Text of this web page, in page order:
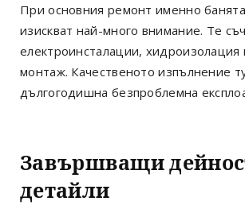
При основния ремонт именно
изискват най-много внимание. Те
електроинсталации, хидроизолация
монтаж. Качественото изпълнение
дългогодишна безпроблемна
Завършващи
детайли